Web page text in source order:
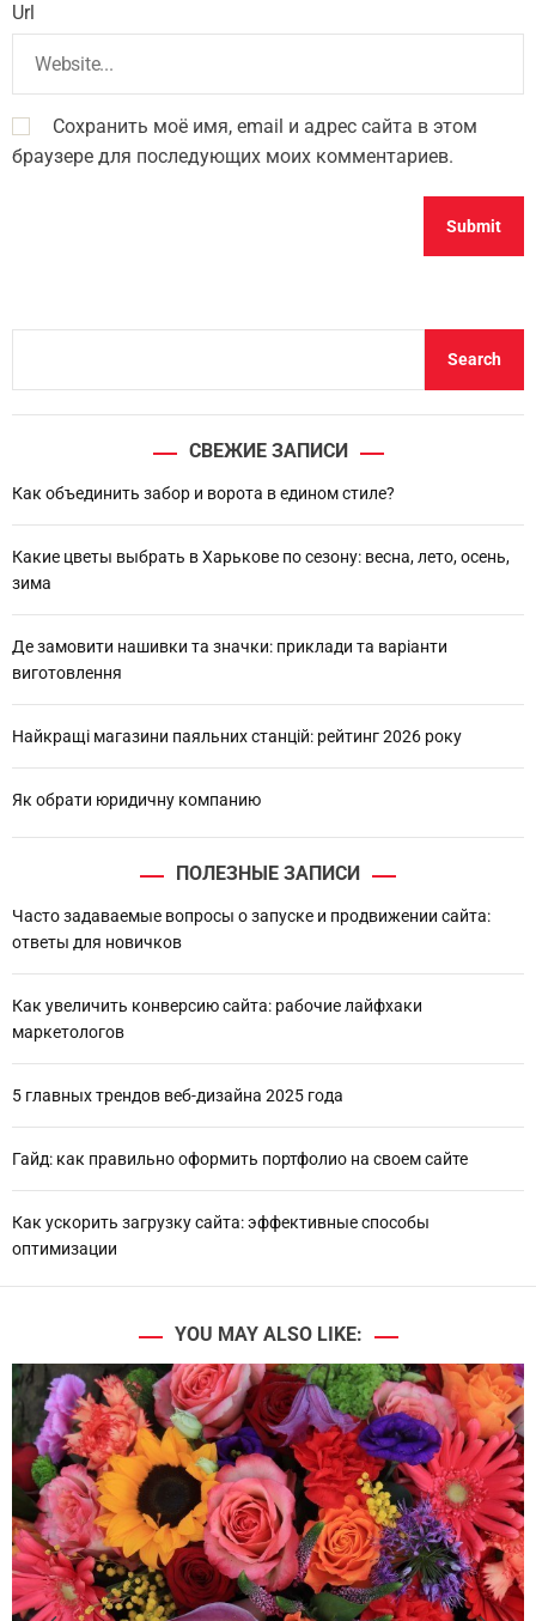
Url
Сохранить моё имя, email и адрес сайта в этом
браузере для последующих моих комментариев.
h
Search
СВЕЖИЕ ЗАПИСИ
Как объединить забор и ворота в едином стиле?
Какие цветы выбрать в Харькове по сезону: весна, лето, осень,
зима
Де замовити нашивки та значки: приклади та варіанти
виготовлення
Найкращі магазини паяльних станцій: рейтинг 2026 року
Як обрати юридичну компанию
ПОЛЕЗНЫЕ ЗАПИСИ
Часто задаваемые вопросы о запуске и продвижении сайта:
ответы для новичков
Как увеличить конверсию сайта: рабочие лайфхаки
маркетологов
5 главных трендов веб-дизайна 2025 года
Гайд: как правильно оформить портфолио на своем сайте
Как ускорить загрузку сайта: эффективные способы
оптимизации
YOU MAY ALSO LIKE: